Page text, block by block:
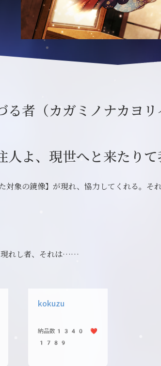
る者（カガミノナカヨリ
人よ、現世へと来たり
対象の鏡像】が現れ、協力してくれる。
れし者、それは……
kokuzu
納品数1340 ❤️
1789